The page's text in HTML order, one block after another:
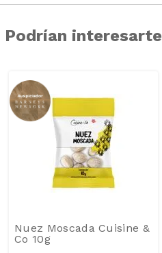
Podrían interesarte
Nuez Moscada Cuisine &
Co 10g